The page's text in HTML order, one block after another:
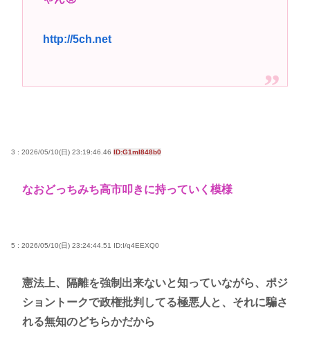
http://5ch.net
3 : 2026/05/10(日) 23:19:46.46 ID:G1mI848b0
なおどっちみち高市叩きに持っていく模様
5 : 2026/05/10(日) 23:24:44.51 ID:I/q4EEXQ0
憲法上、隔離を強制出来ないと知っていながら、ポジ
ショントークで政権批判してる極悪人と、それに騙さ
れる無知のどちらかだから